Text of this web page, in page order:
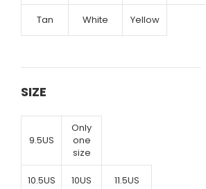
Tan White Yellow
SIZE
9.5US
Only
one
size
10.5US 10US 11.5US